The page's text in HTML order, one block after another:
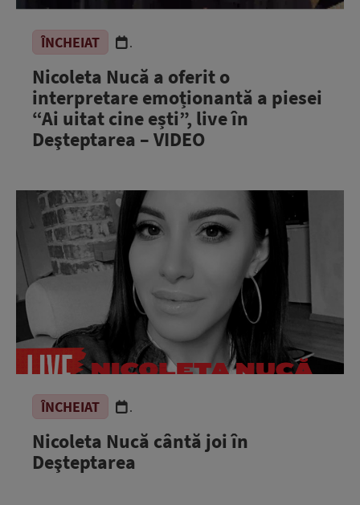
ÎNCHEIAT .
Nicoleta Nucă a oferit o
interpretare emoționantă a piesei
“Ai uitat cine ești”, live în
Deşteptarea – VIDEO
ÎNCHEIAT .
Nicoleta Nucă cântă joi în
Deşteptarea